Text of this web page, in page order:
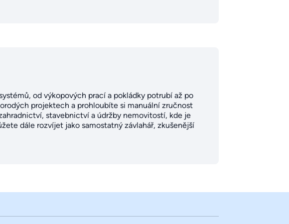
od výkopových prací a pokládky potrubí až po
projektech a prohloubíte si manuální zručnost
stavebnictví a údržby nemovitostí, kde je
dále rozvíjet jako samostatný závlahář, zkušenější